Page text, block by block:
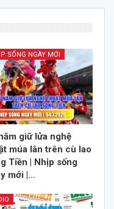
SỐNG NGÀY MỚI
giữ lửa nghệ
múa lân trên cù lao
Tiền | Nhịp sống
mới |…